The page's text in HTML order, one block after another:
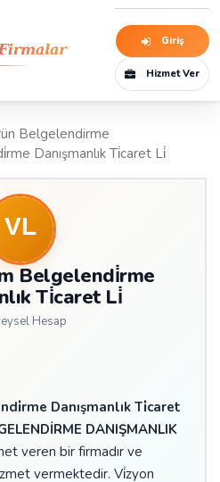
Giriş
Hizmet Ver
Belgelendirme
Danışmanlık Ti̇caret Li̇
Belgelendi̇rme
Ti̇caret Li̇
Hesap
Danışmanlık Ti̇caret
DANIŞMANLIK
veren bir firmadır ve
vermektedir. Vi̇zyon